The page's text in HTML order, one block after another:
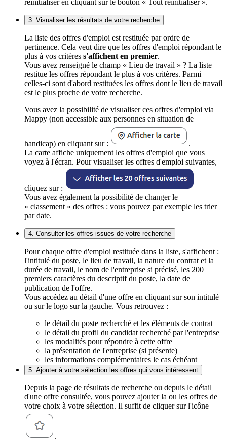
3. Visualiser les résultats de votre recherche
La liste des offres d'emploi est restituée par ordre de
pertinence. Cela veut dire que les offres d'emploi répondant le
plus à vos critères s'affichent en premier.
Vous avez renseigné le champ « Lieu de travail » ? La liste
restitue les offres répondant le plus à vos critères. Parmi
celles-ci sont d'abord restituées les offres dont le lieu de travail
est le plus proche de votre recherche.
Vous avez la possibilité de visualiser ces offres d'emploi via
Mappy (non accessible aux personnes en situation de
handicap) en cliquant sur :
.
La carte affiche uniquement les offres d'emploi que vous
voyez à l'écran. Pour visualiser les offres d'emploi suivantes,
cliquez sur :
Vous avez également la possibilité de changer le
« classement » des offres : vous pouvez par exemple les trier
par date.
4. Consulter les offres issues de votre recherche
Pour chaque offre d'emploi restituée dans la liste, s'affichent :
l'intitulé du poste, le lieu de travail, la nature du contrat et la
durée de travail, le nom de l'entreprise si précisé, les 200
premiers caractères du descriptif du poste, la date de
publication de l'offre.
Vous accédez au détail d'une offre en cliquant sur son intitulé
ou sur le logo sur la gauche. Vous retrouvez :
le détail du poste recherché et les éléments de contrat
le détail du profil du candidat recherché par l'entreprise
les modalités pour répondre à cette offre
la présentation de l'entreprise (si présente)
les informations complémentaires le cas échéant
5. Ajouter à votre sélection les offres qui vous intéressent
Depuis la page de résultats de recherche ou depuis le détail
d'une offre consultée, vous pouvez ajouter la ou les offres de
votre choix à votre sélection. Il suffit de cliquer sur l'icône
.